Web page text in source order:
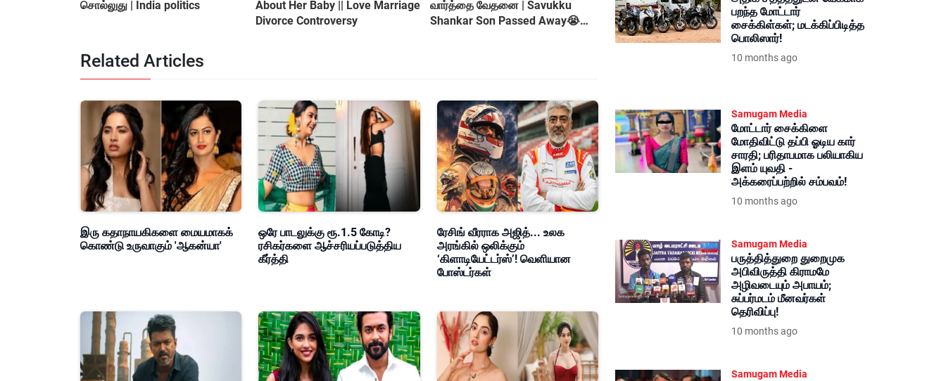
சொல்லுது | India politics
About Her Baby || Love Marriage
Divorce Controversy
வார்த்தை வேதனை | Savukku
Shankar Son Passed Away😭
Related Articles
இரு கதாநாயகிகளை மையமாகக்
கொண்டு உருவாகும் 'ஆகன்யா'
ஒரே பாடலுக்கு ரூ.1.5 கோடி?
ரசிகர்களை ஆச்சரியப்படுத்திய
கீர்த்தி
ரேசிங் வீரராக அஜித்... உலக
அரங்கில் ஒலிக்கும்
‘கிளாடியேட்டர்ஸ்’! வெளியான
போஸ்டர்கள்
பறந்த மோட்டார்
சைக்கிள்கள்; மடக்கிப்பிடித்த
பொலிஸார்!
10 months ago
Samugam Media
மோட்டார் சைக்கிளை
மோதிவிட்டு தப்பி ஓடிய கார்
சாரதி; பரிதாபமாக பலியாகிய
இளம் யுவதி -
அக்கரைப்பற்றில் சம்பவம்!
10 months ago
Samugam Media
பருத்தித்துறை துறைமுக
அபிவிருத்தி கிராமமே
அழிவடையும் அபாயம்;
சுப்பர்மடம் மீனவர்கள்
தெரிவிப்பு!
10 months ago
Samugam Media